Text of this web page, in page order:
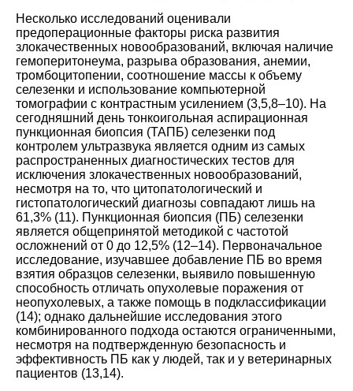
Несколько исследований оценивали
предоперационные факторы риска развития
злокачественных новообразований, включая наличие
гемоперитонеума, разрыва образования, анемии,
тромбоцитопении, соотношение массы к объему
селезенки и использование компьютерной
томографии с контрастным усилением (3,5,8–10). На
сегодняшний день тонкоигольная аспирационная
пункционная биопсия (ТАПБ) селезенки под
контролем ультразвука является одним из самых
распространенных диагностических тестов для
исключения злокачественных новообразований,
несмотря на то, что цитопатологический и
гистопатологический диагнозы совпадают лишь на
61,3% (11). Пункционная биопсия (ПБ) селезенки
является общепринятой методикой с частотой
осложнений от 0 до 12,5% (12–14). Первоначальное
исследование, изучавшее добавление ПБ во время
взятия образцов селезенки, выявило повышенную
способность отличать опухолевые поражения от
неопухолевых, а также помощь в подклассификации
(14); однако дальнейшие исследования этого
комбинированного подхода остаются ограниченными,
несмотря на подтвержденную безопасность и
эффективность ПБ как у людей, так и у ветеринарных
пациентов (13,14).